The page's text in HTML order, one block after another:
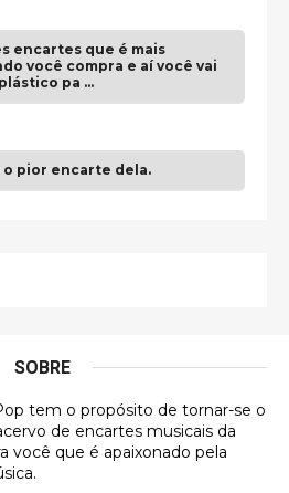
encartes que é mais
você compra e aí você vai
pa …
pior encarte dela.
trabalhos mais lindos que
…
SOBRE
tem o propósito de tornar-se o
de encartes musicais da
você que é apaixonado pela